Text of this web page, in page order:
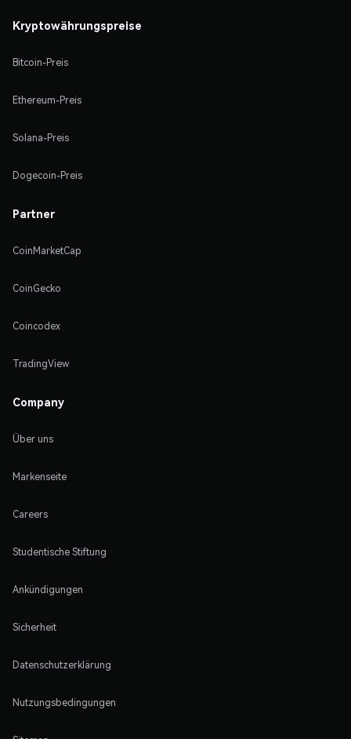
Kryptowährungspreise
Bitcoin-Preis
Ethereum-Preis
Solana-Preis
Dogecoin-Preis
Partner
CoinMarketCap
CoinGecko
Coincodex
TradingView
Company
Über uns
Markenseite
Careers
Studentische Stiftung
Ankündigungen
Sicherheit
Datenschutzerklärung
Nutzungsbedingungen